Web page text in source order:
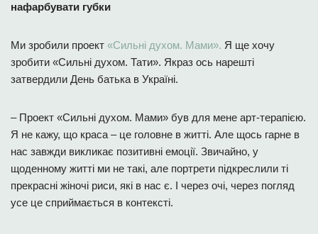
нафарбувати губки
Ми зробили проект «Сильні духом. Мами». Я ще хочу
зробити «Сильні духом. Тати». Якраз ось нарешті
затвердили День батька в Україні.
– Проект «Сильні духом. Мами» був для мене арт-терапією.
Я не кажу, що краса – це головне в житті. Але щось гарне в
нас завжди викликає позитивні емоції. Звичайно, у
щоденному житті ми не такі, але портрети підкреслили ті
прекрасні жіночі риси, які в нас є. І через очі, через погляд
усе це сприймається в контексті.